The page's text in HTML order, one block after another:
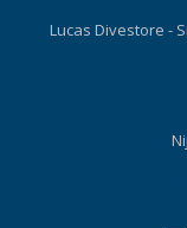
Lucas Divestore -